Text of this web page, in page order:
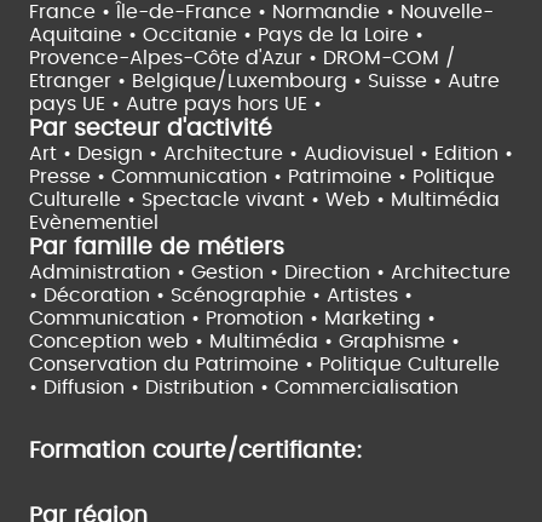
France •
Île-de-France • Normandie • Nouvelle-
Aquitaine • Occitanie • Pays de la Loire •
Provence-Alpes-Côte d'Azur • DROM-COM /
Etranger • Belgique/Luxembourg • Suisse • Autre
pays UE • Autre pays hors UE •
Par secteur d'activité
Art • Design • Architecture • Audiovisuel • Edition •
Presse • Communication • Patrimoine • Politique
Culturelle • Spectacle vivant • Web • Multimédia
Evènementiel
Par famille de métiers
Administration • Gestion • Direction • Architecture
• Décoration • Scénographie • Artistes •
Communication • Promotion • Marketing •
Conception web • Multimédia • Graphisme •
Conservation du Patrimoine • Politique Culturelle
• Diffusion • Distribution • Commercialisation
Formation courte/certifiante:
Par région